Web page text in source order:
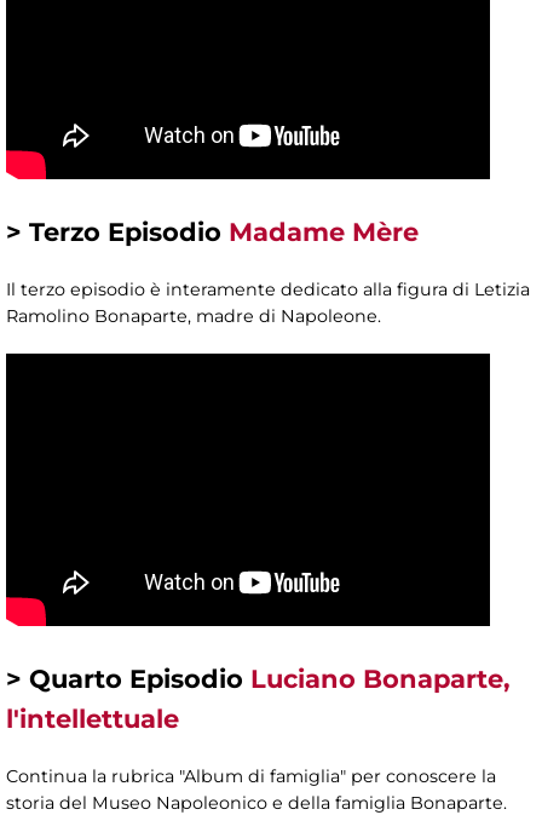
> Terzo Episodio Madame Mère​
Il terzo episodio è interamente dedicato alla figura di Letizia
Ramolino Bonaparte, madre di Napoleone.
> Quarto Episodio Luciano Bonaparte,
l'intellettuale​
Continua la rubrica "Album di famiglia" per conoscere la
storia del Museo Napoleonico e della famiglia Bonaparte.